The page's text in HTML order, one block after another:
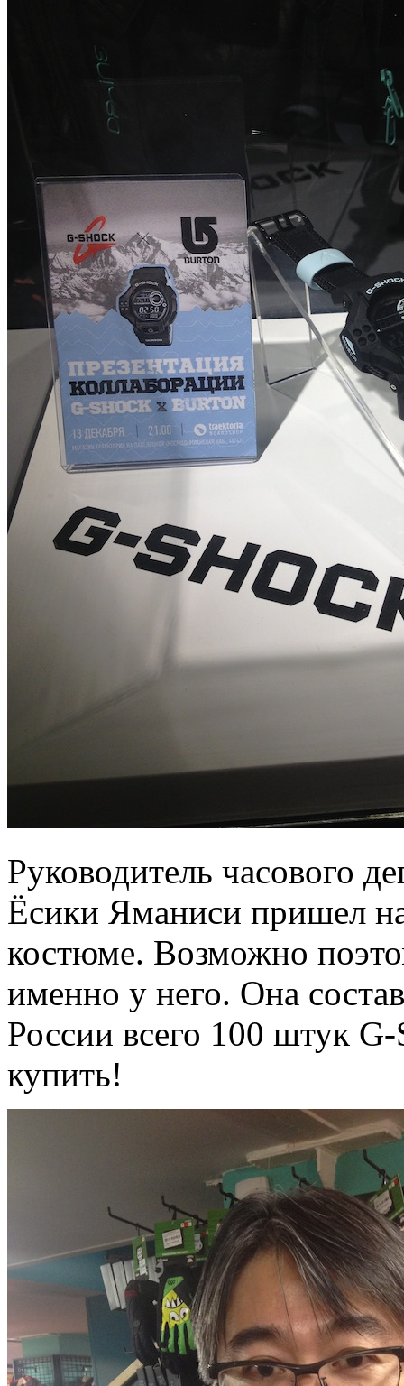
Руководитель часового
Ёсики Яманиси пришел
костюме. Возможно
именно у него. Она
России всего 100 штук
купить!